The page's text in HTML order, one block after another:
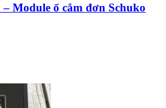
– Module ổ cắm đơn Schuko